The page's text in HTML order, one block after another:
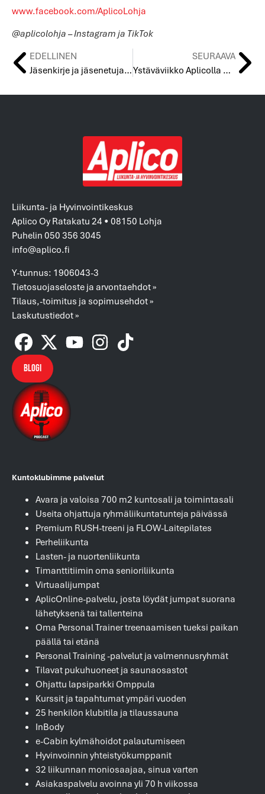
www.facebook.com/AplicoLohja
@aplicolohja – Instagram ja TikTok
EDELLINEN
Jäsenkirje ja jäsenetuja – tammikuu 2024
SEURAAVA
Ystäväviikko Aplicolla 12.2.-18.2.- Paljon kivaa liikunnan iloa!
Liikunta- ja Hyvinvointikeskus
Aplico Oy Ratakatu 24 • 08150 Lohja
Puhelin 050 356 3045
info@aplico.fi
Y-tunnus: 1906043-3
Tietosuojaseloste ja arvontaehdot »
Tilaus,-toimitus ja sopimusehdot »
Laskutustiedot »
Blogi
Kuntoklubimme palvelut
Avara ja valoisa 700 m2 kuntosali ja toimintasali
Useita ohjattuja ryhmäliikuntatunteja päivässä
Premium RUSH-treeni ja FLOW-Laitepilates
Perheliikunta
Lasten- ja nuortenliikunta
Timanttitiimin oma senioriliikunta
Virtuaalijumpat
AplicOnline-palvelu, josta löydät jumpat suorana
lähetyksenä tai tallenteina
Oma Personal Trainer treenaamisen tueksi paikan
päällä tai etänä
Personal Training -palvelut ja valmennusryhmät
Tilavat pukuhuoneet ja saunaosastot
Ohjattu lapsiparkki Omppula
Kurssit ja tapahtumat ympäri vuoden
25 henkilön klubitila ja tilaussauna
InBody
e-Cabin kylmähoidot palautumiseen
Hyvinvoinnin yhteistyökumppanit
32 liikunnan moniosaajaa, sinua varten
Asiakaspalvelu avoinna yli 70 h viikossa